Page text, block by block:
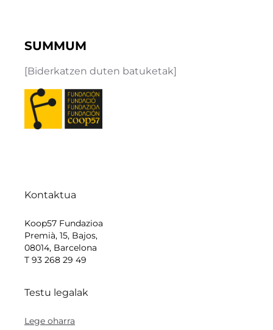
SUMMUM
[Biderkatzen duten batuketak]
Kontaktua
Koop57 Fundazioa
Premià, 15, Bajos,
08014, Barcelona
T 93 268 29 49
Testu legalak
Lege oharra